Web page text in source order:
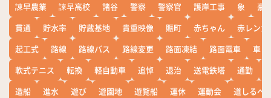
諫早農業
諫早高校 諸谷 警察 警察官 護岸工事 象
豪
貫通
貯水率 貯蔵基地 貴重映像 賑町 赤ちゃん
赤レンガ
起工式
路線 路線バス 路線変更 路面凍結 路面電車
車
軟式テニス
転換 軽自動車 追悼 退治 送電鉄塔 通勤
造船
進水 遊び 遊園地 遊覧船 運休 運動会
道しるべ